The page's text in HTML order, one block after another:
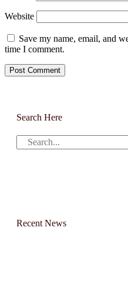
Website
Save my name, email, and
time I comment.
Search Here
Recent News